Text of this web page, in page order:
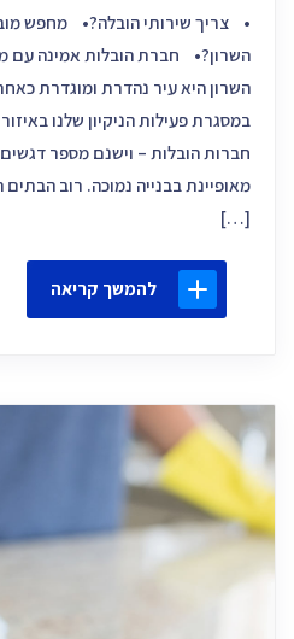
• צריך שירותי הובלה?• מחפש
השרון?• חברת הובלות אמינה עם
השרון היא עיר נהדרת ומוגדרת
במסגרת פעילות הניקיון שלנו
חברות הובלות – וישנם מספר
מאופיינת בבנייה נמוכה. רוב הבתים
[…]
להמשך קריאה